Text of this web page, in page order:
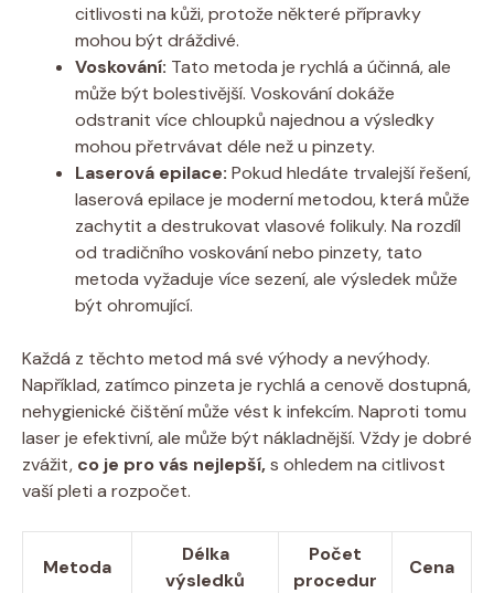
citlivosti na kůži, protože některé přípravky
mohou být dráždivé.
Voskování: Tato metoda je rychlá a účinná, ale
může být bolestivější. Voskování dokáže
odstranit více chloupků najednou a výsledky
mohou přetrvávat déle než u pinzety.
Laserová epilace: Pokud hledáte trvalejší řešení,
laserová epilace je moderní metodou, která může
zachytit a destrukovat vlasové folikuly. Na rozdíl
od tradičního voskování nebo pinzety, tato
metoda vyžaduje více sezení, ale výsledek může
být ohromující.
Každá z těchto metod má své výhody a nevýhody.
Například, zatímco pinzeta je rychlá a cenově dostupná,
nehygienické čištění může vést k infekcím. Naproti tomu
laser je efektivní, ale může být nákladnější. Vždy je dobré
zvážit, co je pro vás nejlepší,s ohledem na citlivost
vaší pleti a rozpočet.
Metoda
Délka
výsledků
Počet
procedur
Cena